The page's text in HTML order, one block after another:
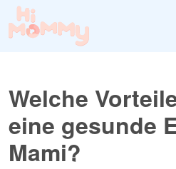
Welche
eine gesunde
Mami?